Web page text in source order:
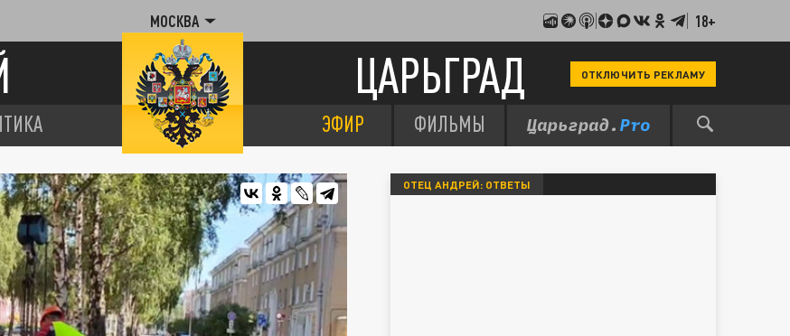
МОСКВА 18+
ЦАРЬГРАД ОТКЛЮЧИТЬ РЕКЛАМУ
ЭФИР ФИЛЬМЫ
ОТЕЦ АНДРЕЙ: ОТВЕТЫ